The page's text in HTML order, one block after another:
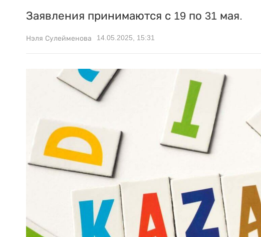
Заявления принимаются с 19 по 31 мая.
Нэля Сулейменова 14.05.2025, 15:31